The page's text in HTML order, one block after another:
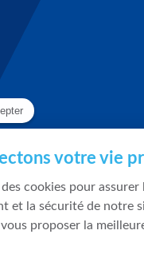
votre vie
cookies pour assurer
et la sécurité de notre
proposer la